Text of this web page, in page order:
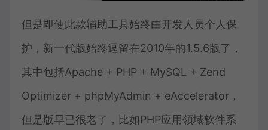
但是即使此款辅助工具始终由开发人员个人保
护，新一代版始终逗留在2010年的1.5.6版了，
其中包括Apache + PHP + MySQL + Zend
Optimizer + phpMyAdmin + eAccelerator，
但是版早已很老了，比如PHP应用领域软件系